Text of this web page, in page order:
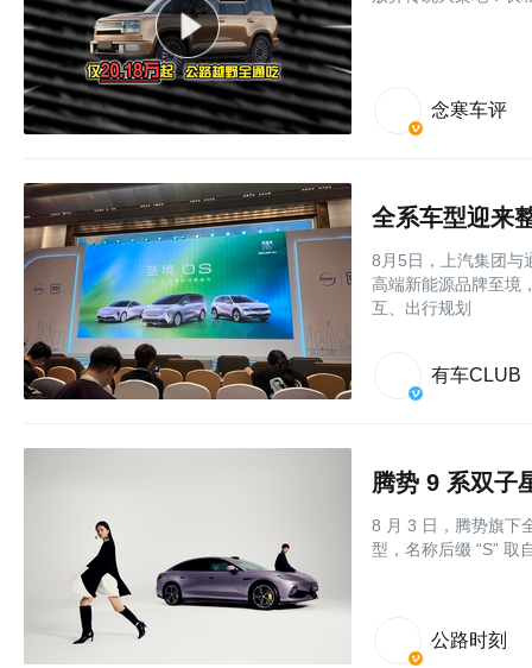
念寒车评
8月5日，上汽集团与
高端新能源品牌至境
互、出行规划
有车CLUB
腾势 9 系双子
8 月 3 日，腾势旗下
型，名称后缀 “S” 取
公路时刻